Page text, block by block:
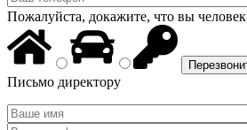
Пожалуйста, докажите, что вы
Письмо директору